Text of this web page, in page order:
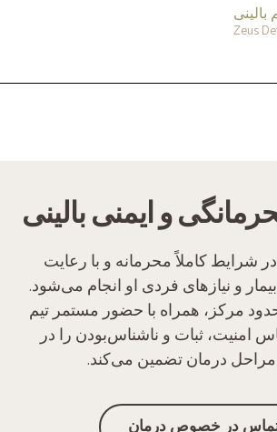
بالینی
Zeus
و ایمنی بالینی
شرایط کاملاً محرمانه و با رعایت
و نیازهای فردی او انجام می‌شود.
مرکز، همراه با حضور مستمر تیم
امنیت، ثبات و ناشناس‌بودن را در
درمان تضمین می‌کند.
در خصوص درمان